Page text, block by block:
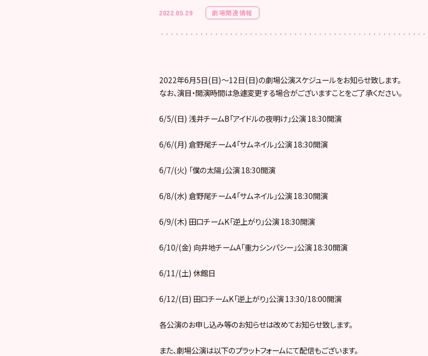
2022.05.29 劇場関連情報
2022年6月5日(日)〜12日(日)の劇場公演スケジュールをお知らせ致します。
なお、演目・開演時間は急遽変更する場合がございますことをご了承ください。
6/5/(日) 浅井チームB「アイドルの夜明け」公演 18:30開演
6/6/(月) 倉野尾チーム4「サムネイル」公演 18:30開演
6/7/(火) 「僕の太陽」公演 18:30開演
6/8/(水) 倉野尾チーム4「サムネイル」公演 18:30開演
6/9/(木) 田口チームK「逆上がり」公演 18:30開演
6/10/(金) 向井地チームA「重力シンパシー」公演 18:30開演
6/11/(土) 休館日
6/12/(日) 田口チームK「逆上がり」公演 13:30/18:00開演
各公演のお申し込み等のお知らせは改めてお知らせ致します。
また、劇場公演は以下のプラットフォームにて配信もございます。